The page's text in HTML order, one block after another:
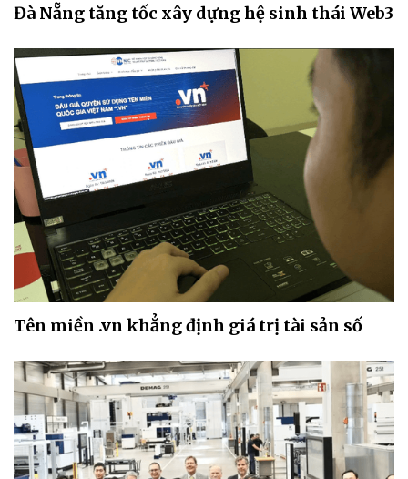
Đà Nẵng tăng tốc xây dựng hệ sinh thái Web3
Tên miền .vn khẳng định giá trị tài sản số